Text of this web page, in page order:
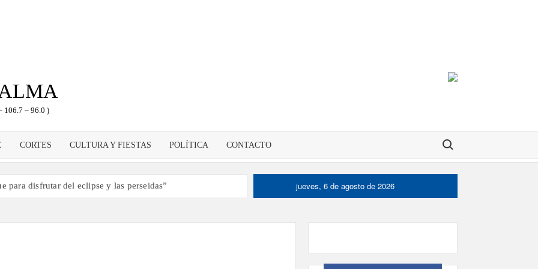
106.7 – 96.0 )
CORTES CULTURA Y FIESTAS POLÍTICA CONTACTO Buscar:
para disfrutar del eclipse y las perseidas”
jueves, 6 de agosto de 2026